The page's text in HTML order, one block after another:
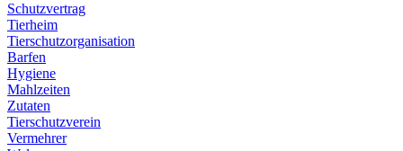
Schutzvertrag
Tierheim
Tierschutzorganisation
Barfen
Hygiene
Mahlzeiten
Zutaten
Tierschutzverein
Vermehrer